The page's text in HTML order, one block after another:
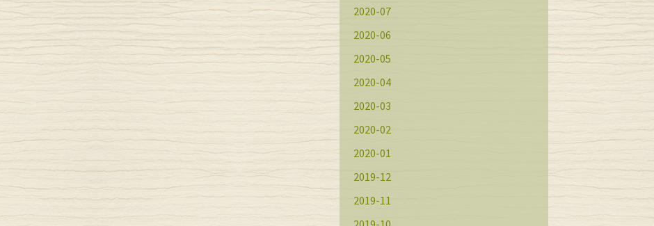
2020-07
2020-06
2020-05
2020-04
2020-03
2020-02
2020-01
2019-12
2019-11